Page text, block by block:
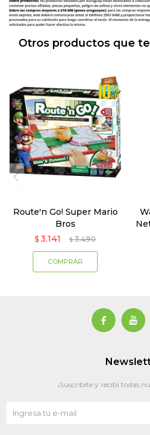
Otros productos que
Route'n Go! Super Mario
Bros
$ 3.141 $ 3.490
 
¡Suscribite y recibí todas